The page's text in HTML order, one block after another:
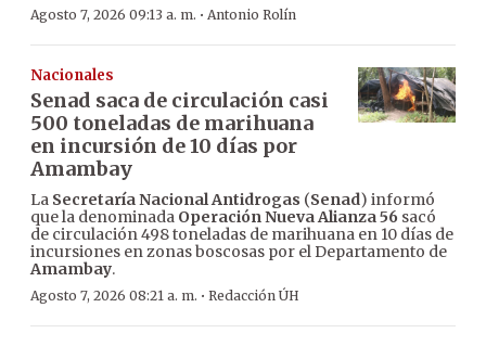
Agosto 7, 2026 09:13 a. m. · Antonio Rolín
Nacionales
Senad saca de circulación casi
500 toneladas de marihuana
en incursión de 10 días por
Amambay
La Secretaría Nacional Antidrogas (Senad) informó
que la denominada Operación Nueva Alianza 56 sacó
de circulación 498 toneladas de marihuana en 10 días de
incursiones en zonas boscosas por el Departamento de
Amambay.
Agosto 7, 2026 08:21 a. m. · Redacción ÚH